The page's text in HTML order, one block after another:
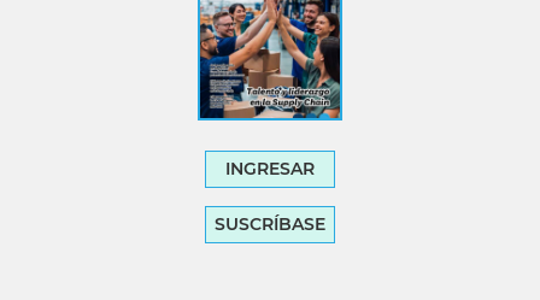
INGRESAR
SUSCRÍBASE